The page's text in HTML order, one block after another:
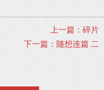
上一篇：碎片
下一篇：随想连篇 二